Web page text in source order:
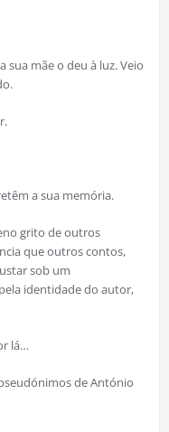
sua mãe o deu à luz. Veio
a sua memória.
grito de outros
que outros contos,
sob um
identidade do autor,
lá…
de António